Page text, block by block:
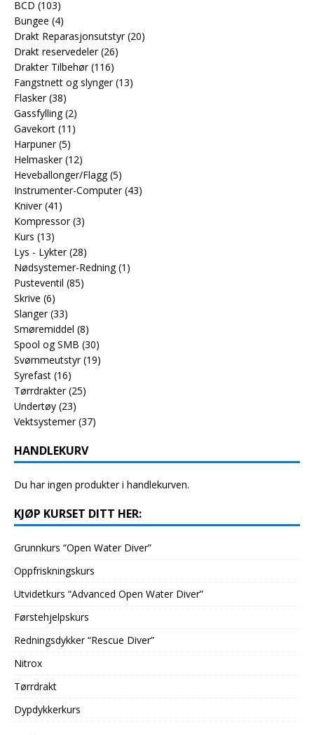
BCD (103)
Bungee (4)
Drakt Reparasjonsutstyr (20)
Drakt reservedeler (26)
Drakter Tilbehør (116)
Fangstnett og slynger (13)
Flasker (38)
Gassfylling (2)
Gavekort (11)
Harpuner (5)
Helmasker (12)
Heveballonger/Flagg (5)
Instrumenter-Computer (43)
Kniver (41)
Kompressor (3)
Kurs (13)
Lys - Lykter (28)
Nødsystemer-Redning (1)
Pusteventil (85)
Skrive (6)
Slanger (33)
Smøremiddel (8)
Spool og SMB (30)
Svømmeutstyr (19)
Syrefast (16)
Tørrdrakter (25)
Undertøy (23)
Vektsystemer (37)
HANDLEKURV
Du har ingen produkter i handlekurven.
KJØP KURSET DITT HER:
Grunnkurs “Open Water Diver”
Oppfriskningskurs
Utvidetkurs “Advanced Open Water Diver”
Førstehjelpskurs
Redningsdykker “Rescue Diver”
Nitrox
Tørrdrakt
Dypdykkerkurs